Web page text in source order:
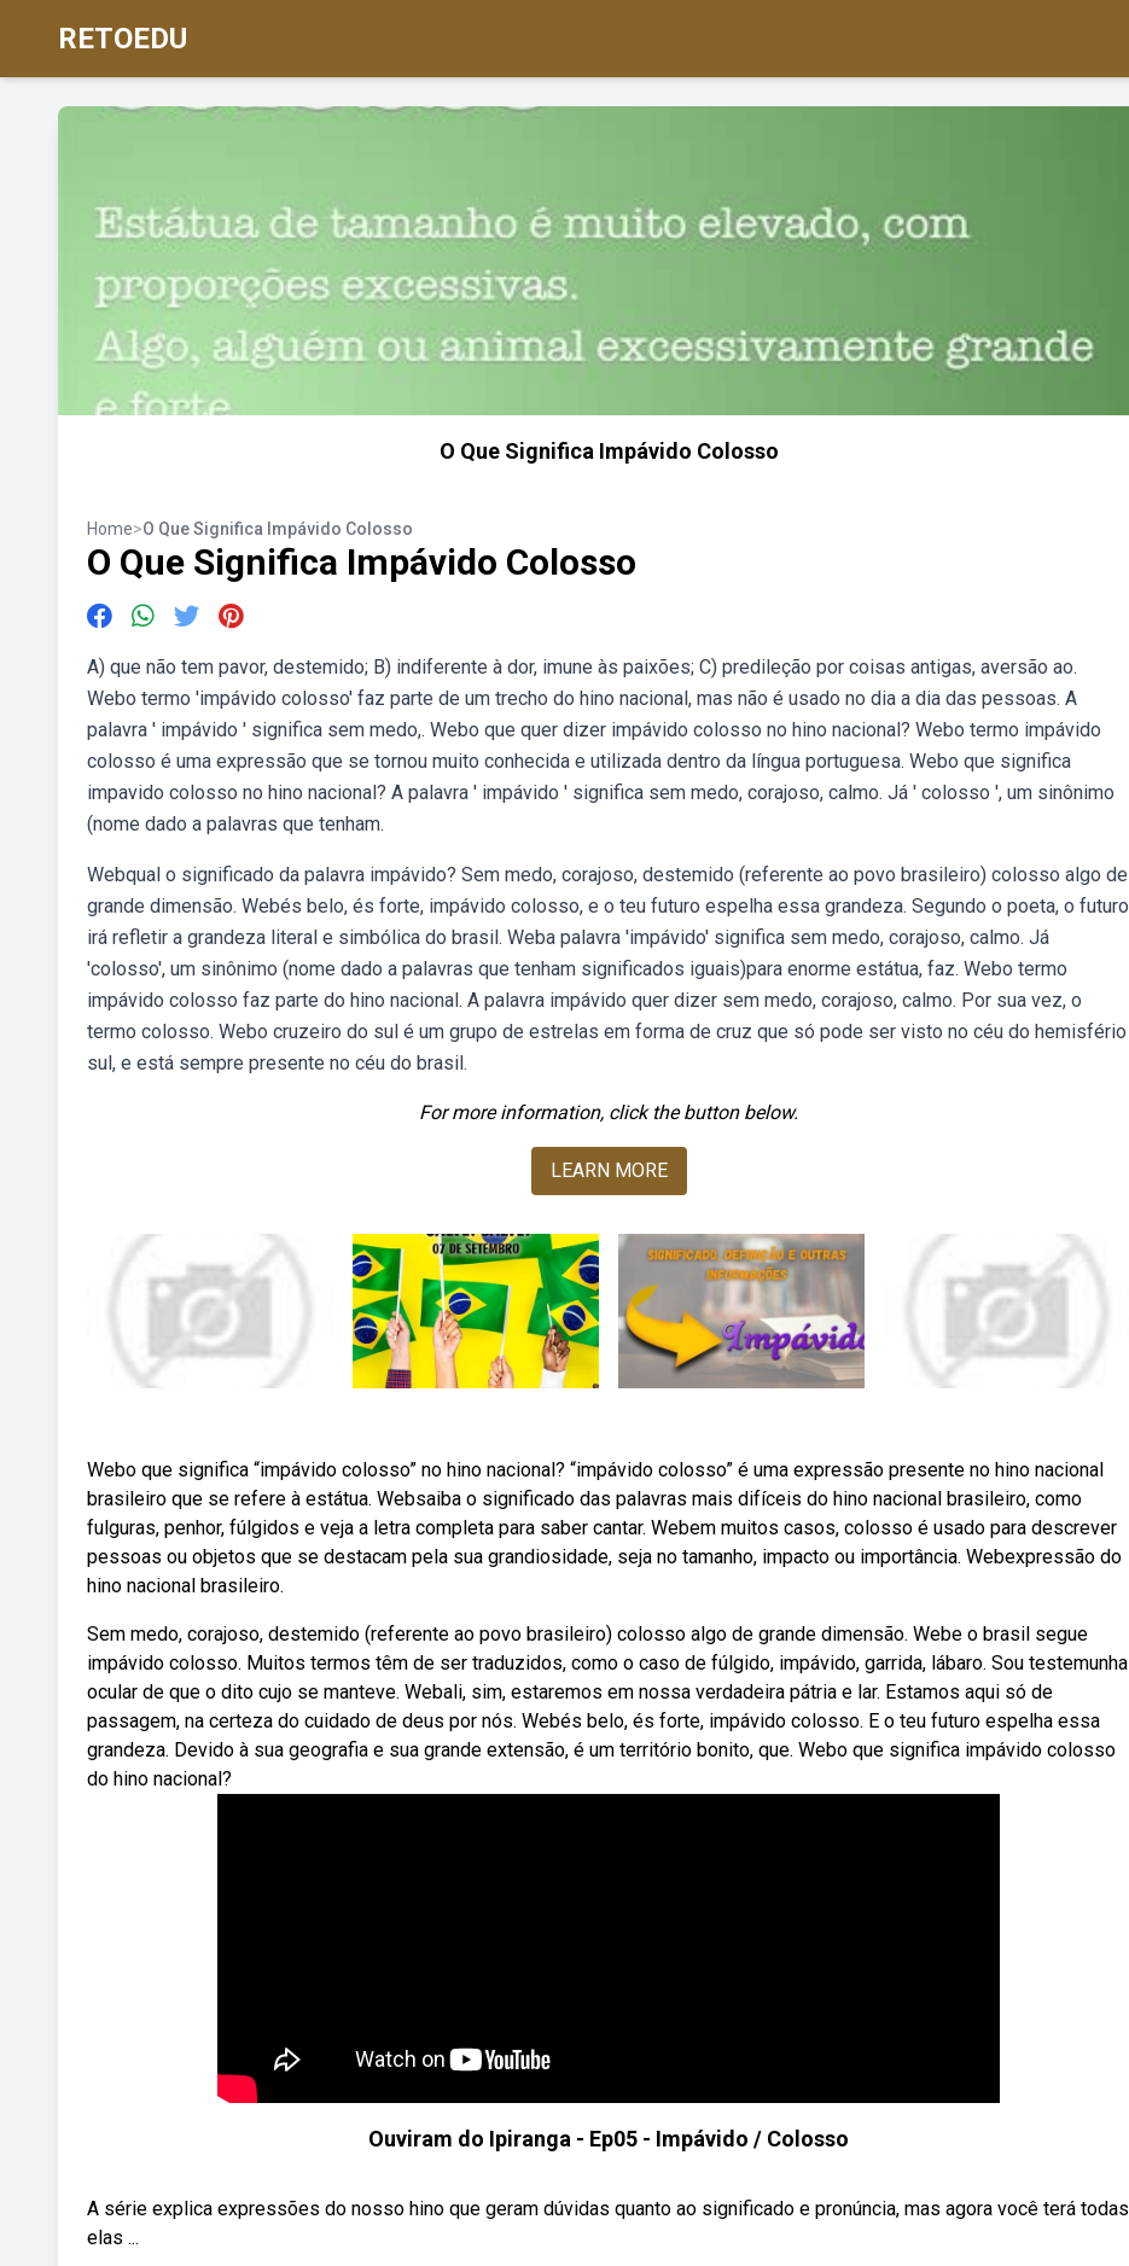
RETOEDU
O Que Significa Impávido Colosso
Home>O Que Significa Impávido Colosso
O Que Significa Impávido Colosso
A) que não tem pavor, destemido; B) indiferente à dor, imune às paixões; C) predileção por coisas antigas, aversão ao.
Webo termo 'impávido colosso' faz parte de um trecho do hino nacional, mas não é usado no dia a dia das pessoas. A
palavra ' impávido ' significa sem medo,. Webo que quer dizer impávido colosso no hino nacional? Webo termo impávido
colosso é uma expressão que se tornou muito conhecida e utilizada dentro da língua portuguesa. Webo que significa
impavido colosso no hino nacional? A palavra ' impávido ' significa sem medo, corajoso, calmo. Já ' colosso ', um sinônimo
(nome dado a palavras que tenham.
Webqual o significado da palavra impávido? Sem medo, corajoso, destemido (referente ao povo brasileiro) colosso algo de
grande dimensão. Webés belo, és forte, impávido colosso, e o teu futuro espelha essa grandeza. Segundo o poeta, o futuro
irá refletir a grandeza literal e simbólica do brasil. Weba palavra 'impávido' significa sem medo, corajoso, calmo. Já
'colosso', um sinônimo (nome dado a palavras que tenham significados iguais)para enorme estátua, faz. Webo termo
impávido colosso faz parte do hino nacional. A palavra impávido quer dizer sem medo, corajoso, calmo. Por sua vez, o
termo colosso. Webo cruzeiro do sul é um grupo de estrelas em forma de cruz que só pode ser visto no céu do hemisfério
sul, e está sempre presente no céu do brasil.
For more information, click the button below.
LEARN MORE
Webo que significa “impávido colosso” no hino nacional? “impávido colosso” é uma expressão presente no hino nacional
brasileiro que se refere à estátua. Websaiba o significado das palavras mais difíceis do hino nacional brasileiro, como
fulguras, penhor, fúlgidos e veja a letra completa para saber cantar. Webem muitos casos, colosso é usado para descrever
pessoas ou objetos que se destacam pela sua grandiosidade, seja no tamanho, impacto ou importância. Webexpressão do
hino nacional brasileiro.
Sem medo, corajoso, destemido (referente ao povo brasileiro) colosso algo de grande dimensão. Webe o brasil segue
impávido colosso. Muitos termos têm de ser traduzidos, como o caso de fúlgido, impávido, garrida, lábaro. Sou testemunha
ocular de que o dito cujo se manteve. Webali, sim, estaremos em nossa verdadeira pátria e lar. Estamos aqui só de
passagem, na certeza do cuidado de deus por nós. Webés belo, és forte, impávido colosso. E o teu futuro espelha essa
grandeza. Devido à sua geografia e sua grande extensão, é um território bonito, que. Webo que significa impávido colosso
do hino nacional?
Ouviram do Ipiranga - Ep05 - Impávido / Colosso
A série explica expressões do nosso hino que geram dúvidas quanto ao significado e pronúncia, mas agora você terá todas
elas ...